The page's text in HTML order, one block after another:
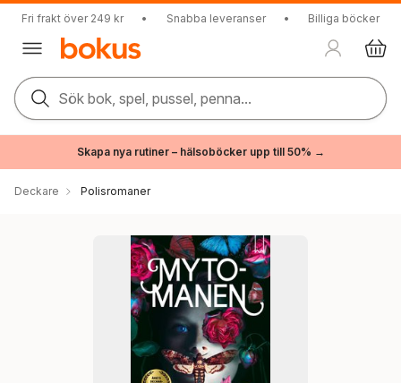
Fri frakt över 249 kr • Snabba leveranser • Billiga böcker
Sök bok, spel, pussel, penna...
Skapa nya rutiner – hälsoböcker upp till 50% →
Deckare Polisromaner